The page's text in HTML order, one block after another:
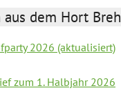
dem Hort
2026 (aktualisiert)
zum 1. Halbjahr 2026